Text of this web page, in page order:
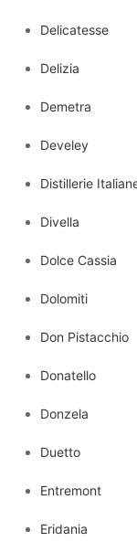
Delicatesse
Delizia
Demetra
Develey
Distillerie
Divella
Dolce Cassia
Dolomiti
Don Pistacchio
Donatello
Donzela
Duetto
Entremont
Eridania